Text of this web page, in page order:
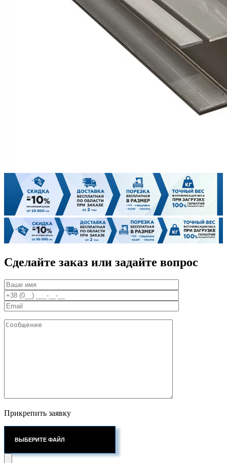
Сделайте заказ или задайте вопрос
Прикрепить заявку
ВЫБЕРИТЕ ФАЙЛ